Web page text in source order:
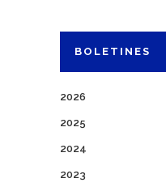
BOLETINES
2026
2025
2024
2023